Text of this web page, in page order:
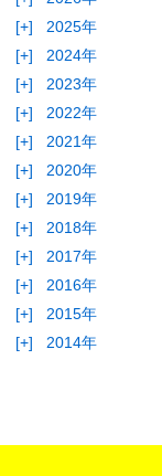
[+]
2025年
[+]
2024年
[+]
2023年
[+]
2022年
[+]
2021年
[+]
2020年
[+]
2019年
[+]
2018年
[+]
2017年
[+]
2016年
[+]
2015年
[+]
2014年